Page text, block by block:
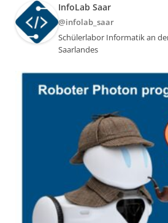
InfoLab Saar
@infolab_saar
Schülerlabor Informatik an
Saarlandes